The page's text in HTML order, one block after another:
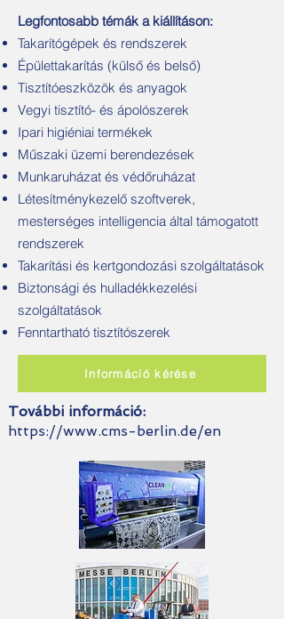
Legfontosabb témák a kiállításon:
Takarítógépek és rendszerek
Épülettakarítás (külső és belső)
Tisztítóeszközök és anyagok
Vegyi tisztító- és ápolószerek
Ipari higiéniai termékek
Műszaki üzemi berendezések
Munkaruházat és védőruházat
Létesítménykezelő szoftverek,
mesterséges intelligencia által támogatott
rendszerek
Takarítási és kertgondozási szolgáltatások
Biztonsági és hulladékkezelési
szolgáltatások
Fenntartható tisztítószerek
Információ kérése
További információ:
https://www.cms-berlin.de/en